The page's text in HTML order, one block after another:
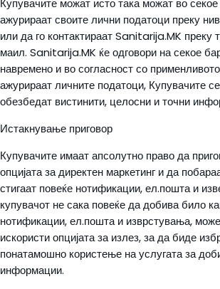
Купувачите можат исто така можат во
ажурираат своите лични податоци преку
или да го контактираат Sanitarija.MK
маил. Sanitarija.MK ќе одговори на секое
навремено и во согласност со
ажурираат личните податоци, Купувачите
обезбедат вистинити, целосни и точни
Истакнување приговор
Купувачите имаат апсолутно право да
опцијата за директен маркетинг и да
стигаат повеќе нотификации, ел.пошта и
купувачот не сака повеќе да добива било
нотификации, ел.пошта и изврстувања,
искористи опцијата за излез, за да биде
понатамошно користење на услугата за
информации.